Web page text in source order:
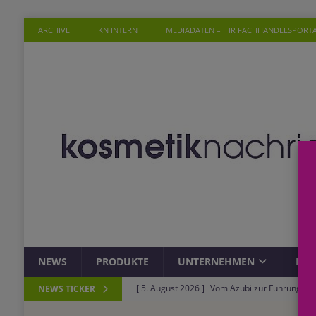
ARCHIVE KN INTERN MEDIADATEN – IHR
NEWS PRODUKTE UNTERNEHMEN
NEWS TICKER [ 5. August 2026 ] Vom Azubi zur
ROSSMANN und Viva